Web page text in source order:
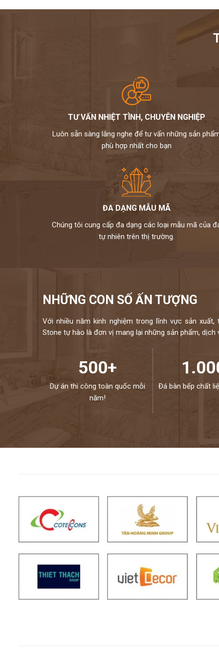
phần làm đẹp cho
TƯ VẤN NHIỆT TÌNH, CHUYÊN NGHIỆP
Luôn sẵn sàng lắng nghe để tư vấn những sản
phù hợp nhất cho bạn
ĐA DẠNG MẪU MÃ
Chúng tôi cung cấp đa dạng các loại mẫu mã của
tự nhiên trên thị trường.
NHỮNG CON SỐ ẤN TƯỢNG
Với nhiều năm kinh nghiệm trong lĩnh vực sản
Stone tự hào là đơn vị mang lại những sản phẩm,
500+
Dự án thi công toàn quốc mỗi
năm!
Đá bàn bếp chất